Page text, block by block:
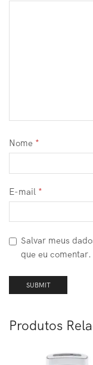
Nome *
E-mail *
Salvar meus
que eu comentar.
Produtos